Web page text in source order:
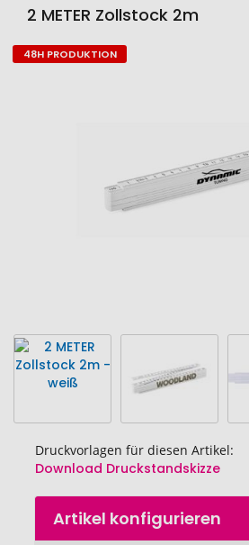
2 METER Zollstock 2m
Zum
Druckvorlagen für diesen Artikel:
Download Druckstandskizze
Zum
Anfang
48H PRODUKTION
Artikel konfigurieren